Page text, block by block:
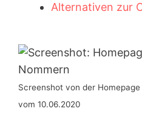
Alternativen zur
Screenshot von der Homepage
vom 10.06.2020